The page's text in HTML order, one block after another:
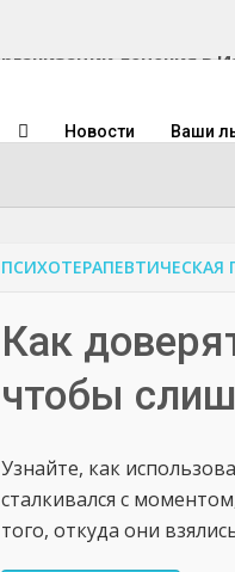
Новости Ваши
Как
чтобы
Узнайте, как
сталкивался с
того, откуда они